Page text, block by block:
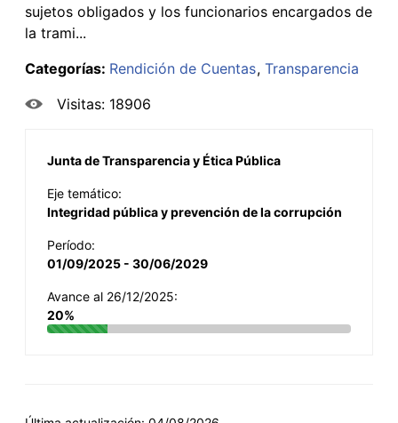
sujetos obligados y los funcionarios encargados de
la trami...
Categorías: Rendición de Cuentas Transparencia
Visitas: 18906
Junta de Transparencia y Ética Pública
Eje temático:
Integridad pública y prevención de la corrupción
Período:
01/09/2025 - 30/06/2029
Avance al 26/12/2025:
20%